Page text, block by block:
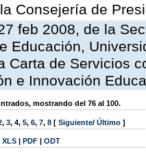
Consejería de
feb 2008, de la
Educación,
Carta de Servicios
e Innovación
mostrando del 76 al 100.
, 3, 4, 5, 6, 7, 8 [ Siguiente/ Último ]
XLS | PDF | ODT